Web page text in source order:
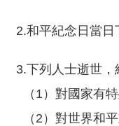
務
動
2.和平紀念日當日
3.下列人士逝世，
（1）對國家有
（2）對世界和